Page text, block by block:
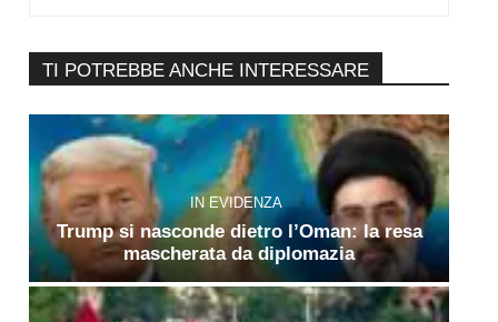
TI POTREBBE ANCHE INTERESSARE
IN EVIDENZA
Trump si nasconde dietro l’Oman: la resa
mascherata da diplomazia